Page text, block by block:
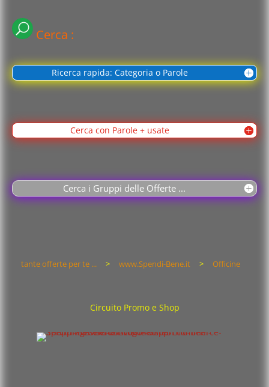
Cerca :
Ricerca rapida: Categoria o Parole
Cerca con Parole + usate
Cerca i Gruppi delle Offerte ...
tante offerte per te ... > www.Spendi-Bene.it > Officine
Circuito Promo e Shop